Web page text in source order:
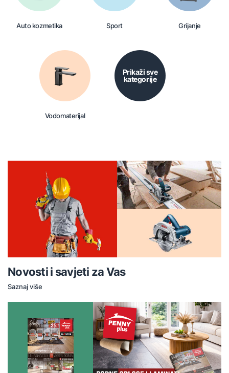
Auto kozmetika Sport Grijanje
Vodomaterijal
Prikaži sve
kategorije
Novosti i savjeti za Vas
Saznaj više